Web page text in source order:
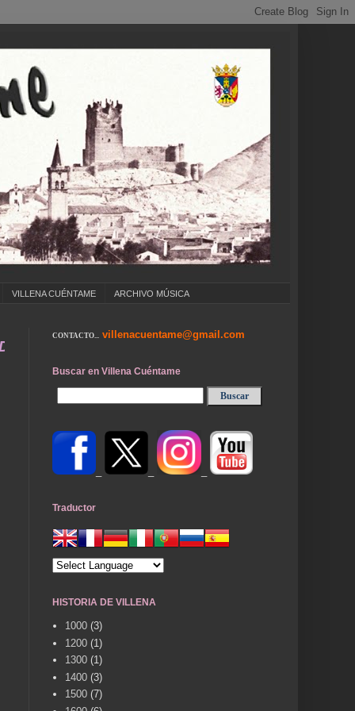
VILLENA CUÉNTAME ARCHIVO MÚSICA
... CUMPLEAÑOS ... CARNAVAL ...
CONTACTO... villenacuentame@gmail.com
Buscar en Villena Cuéntame
Traductor
HISTORIA DE VILLENA
1000 (3)
1200 (1)
1300 (1)
1400 (3)
1500 (7)